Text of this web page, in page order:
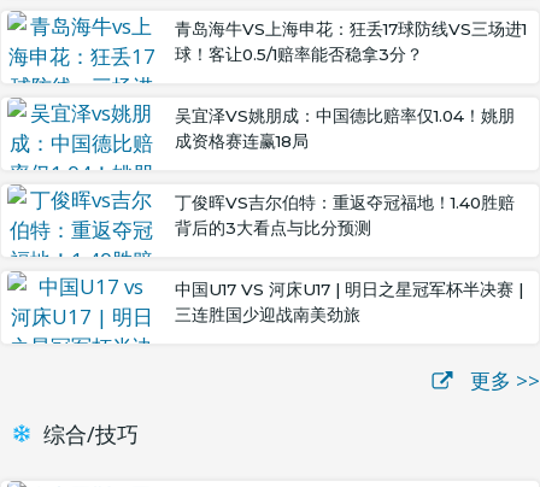
青岛海牛VS上海申花：狂丢17球防线VS三场进1
球！客让0.5/1赔率能否稳拿3分？
吴宜泽VS姚朋成：中国德比赔率仅1.04！姚朋
成资格赛连赢18局
丁俊晖VS吉尔伯特：重返夺冠福地！1.40胜赔
背后的3大看点与比分预测
中国U17 VS 河床U17 | 明日之星冠军杯半决赛 |
三连胜国少迎战南美劲旅
更多 >>
综合/技巧